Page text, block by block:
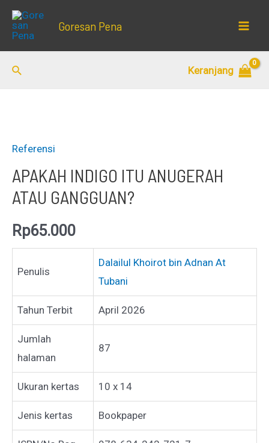
Lewati
Goresan Pena
Cari Keranjang
Referensi
APAKAH INDIGO ITU ANUGERAH
ATAU GANGGUAN?
Rp65.000
Penulis
Dalailul Khoirot bin Adnan At
Tubani
Tahun Terbit April 2026
Jumlah
halaman
87
Ukuran kertas 10 x 14
Jenis kertas Bookpaper